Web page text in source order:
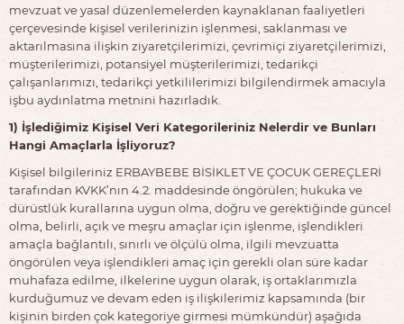
mevzuat ve yasal düzenlemelerden kaynaklanan faaliyetleri
çerçevesinde kişisel verilerinizin işlenmesi, saklanması ve
aktarılmasına ilişkin ziyaretçilerimizi, çevrimiçi ziyaretçilerimizi,
müşterilerimizi, potansiyel müşterilerimizi, tedarikçi
çalışanlarımızı, tedarikçi yetkililerimizi bilgilendirmek amacıyla
işbu aydınlatma metnini hazırladık.
1) İşlediğimiz Kişisel Veri Kategorileriniz Nelerdir ve Bunları
Hangi Amaçlarla İşliyoruz?
Kişisel bilgileriniz ERBAYBEBE BİSİKLET VE ÇOCUK GEREÇLERİ
tarafından KVKK’nın 4.2. maddesinde öngörülen; hukuka ve
dürüstlük kurallarına uygun olma, doğru ve gerektiğinde güncel
olma, belirli, açık ve meşru amaçlar için işlenme, işlendikleri
amaçla bağlantılı, sınırlı ve ölçülü olma, ilgili mevzuatta
öngörülen veya işlendikleri amaç için gerekli olan süre kadar
muhafaza edilme, ilkelerine uygun olarak, iş ortaklarımızla
kurduğumuz ve devam eden iş ilişkilerimiz kapsamında (bir
kişinin birden çok kategoriye girmesi mümkündür) aşağıda